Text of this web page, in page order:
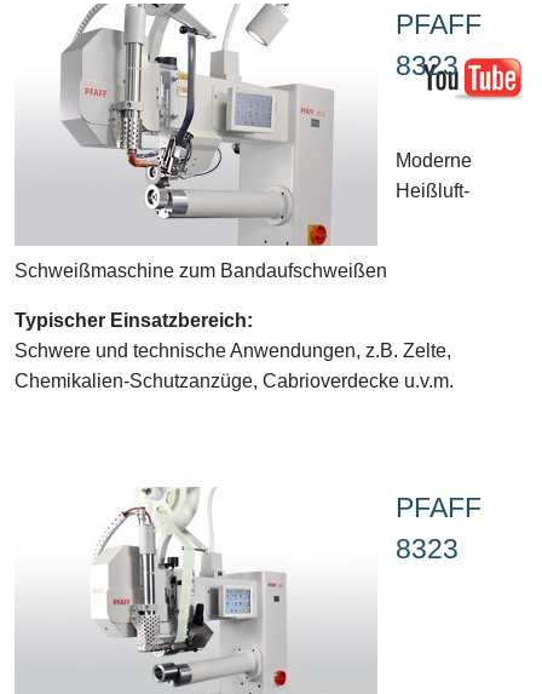
PFAFF
8323
Moderne
Heißluft-
Schweißmaschine zum Bandaufschweißen
Typischer Einsatzbereich:
Schwere und technische Anwendungen, z.B. Zelte,
Chemikalien-Schutzanzüge, Cabrioverdecke u.v.m.
PFAFF
8323